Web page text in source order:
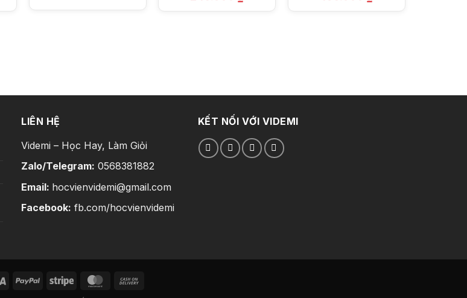
gốc gốc hiện
LIÊN HỆ
Videmi – Học Hay, Làm Giỏi
Zalo/Telegram: 0568381882
Email: hocvienvidemi@gmail.com
Facebook: fb.com/hocvienvidemi
KẾT NỐI VỚI VIDEMI